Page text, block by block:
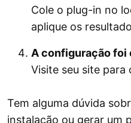
Cole o plug-in no
aplique os
A configuração foi
Visite seu site para
Tem alguma dúvida
instalação ou gerar um